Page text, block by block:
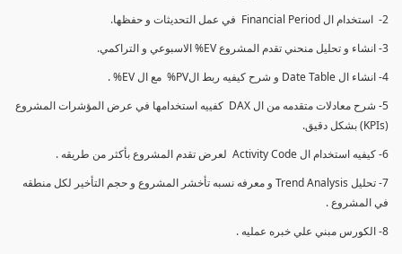
2- استخدام ال Financial Period في عمل التحديثات و حفظها.
3- انشاء و تحليل منحني تقدم المشروع EV% الاسبوعي و التراكمي.
4- انشاء ال Date Table و شرح كيفيه ربط الPV% مع ال EV% .
5- شرح معادلات متقدمه من ال DAX كفييه استخدامها في عرض المؤشرات المشروع
(KPIs) بشكل دقيق.
6- كيفيه استخدام ال Activity Code لعرض تقدم المشروع بأكثر من طريقه .
7- تحليل Trend Analysis و معرفه نسبه تأخشر المشروع و حجم التأخير لكل منطقه
في المشروع .
8- الكورس مبني علي خبره عمليه .